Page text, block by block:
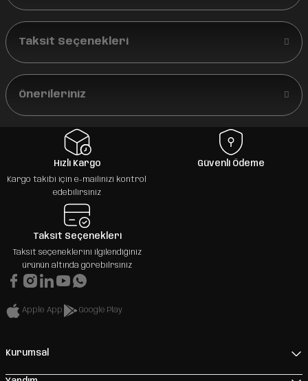
Taksit Seçenekleri
Önerileriniz
Hızlı Kargo
Kargo takibi için e-mailinizi kontrol
edebilirsiniz
Güvenli Ödeme
Taksit Seçenekleri
Taksit seçeneklerini ilgilendiğiniz
ürünün altında görebilrsiniz
Apple App Google Play
Kurumsal